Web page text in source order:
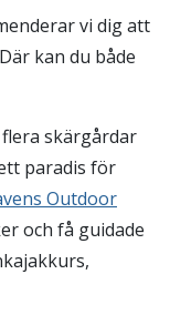
vi dig att
kan du både
skärgårdar
paradis för
Outdoor
och få guidade